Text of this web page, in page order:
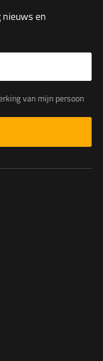
nieuws en
Verordening van het Europees Parlement en de Raad (EU)